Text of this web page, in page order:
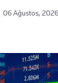
06 Ağustos, 2026